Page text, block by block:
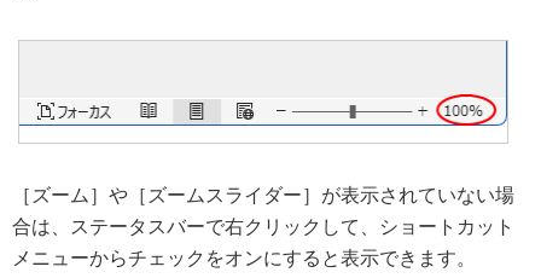
［ズーム］や［ズームスライダー］が表示されていない場
合は、ステータスバーで右クリックして、ショートカット
メニューからチェックをオンにすると表示できます。